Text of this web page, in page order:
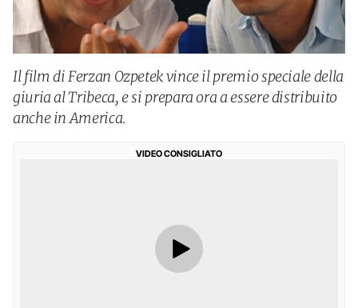
Il film di Ferzan Ozpetek vince il premio speciale della
giuria al Tribeca, e si prepara ora a essere distribuito
anche in America.
VIDEO CONSIGLIATO